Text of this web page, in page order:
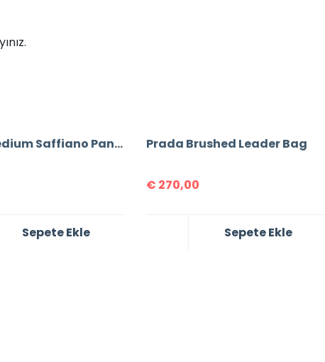
Prada Medium Saffiano Panier Bag
Sepete Ekle
Prada Brushed Leader Bag
€ 270,00
Sepete Ekle